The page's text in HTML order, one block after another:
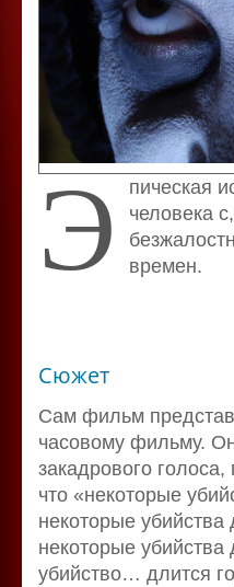
Э
пическая
человека
времен.
Сюжет
Сам фильм
часовому фильму.
закадрового
что «некоторые
некоторые убийства
некоторые убийства
убийство… длится